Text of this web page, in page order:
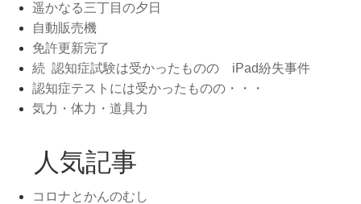
遥かなる三丁目の夕日
自動販売機
免許更新完了
続 認知症試験は受かったものの iPad紛失事件
認知症テストには受かったものの・・・
気力・体力・道具力
人気記事
コロナとかんのむし